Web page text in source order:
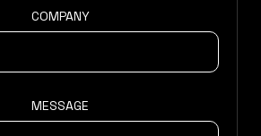
COMPANY
MESSAGE